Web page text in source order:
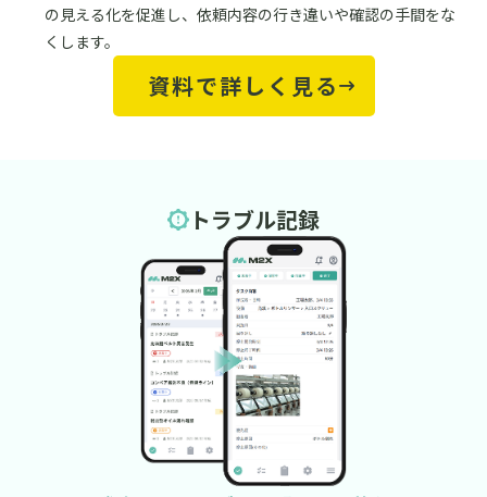
の見える化を促進し、依頼内容の行き違いや確認の手間をな
くします。
資料で詳しく見る
トラブル記録